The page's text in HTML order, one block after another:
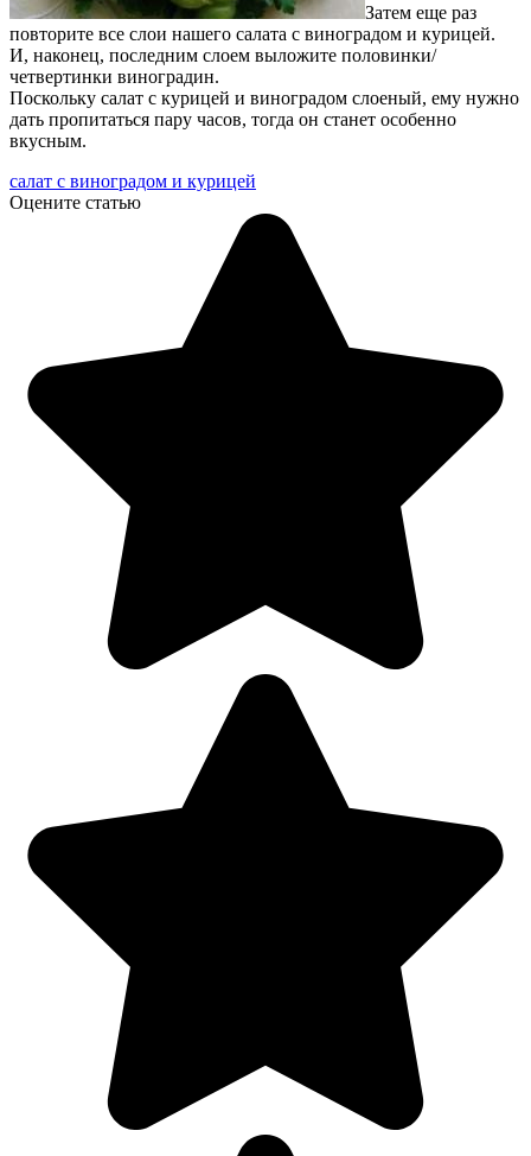
Затем еще раз
повторите все слои нашего салата с виноградом и курицей.
И, наконец, последним слоем выложите половинки/
четвертинки виноградин.
Поскольку салат с курицей и виноградом слоеный, ему нужно
дать пропитаться пару часов, тогда он станет особенно
вкусным.
салат с виноградом и курицей
Оцените статью